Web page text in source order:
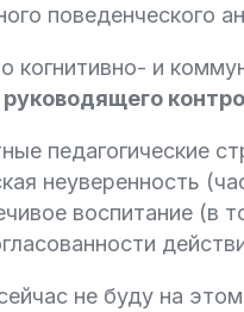
поведенческого
когнитивно- и
руководящего
педагогические
неуверенность
воспитание (в
не буду на